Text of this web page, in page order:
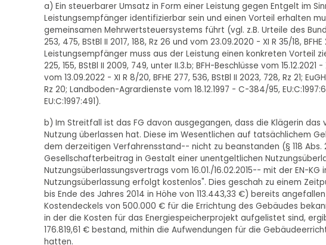
a) Ein steuerbarer Umsatz in Form einer Leistung gegen Entgelt im
Leistungsempfänger identifizierbar sein und einen Vorteil erhalten
gemeinsamen Mehrwertsteuersystems führt (vgl. z.B. Urteile des
253, 475, BStBl II 2017, 188, Rz 26 und vom 23.09.2020 - XI R 35/18,
Leistungsempfänger muss aus der Leistung einen konkreten Vorteil
225, 155, BStBl II 2009, 749, unter II.3.b; BFH-Beschlüsse vom 15.12.2021
vom 13.09.2022 - XI R 8/20, BFHE 277, 536, BStBl II 2023, 728, Rz 21;
Rz 20; Landboden-Agrardienste vom 18.12.1997 - C-384/95,
EU:C:1997:491).
b) Im Streitfall ist das FG davon ausgegangen, dass die Klägerin
Nutzung überlassen hat. Diese im Wesentlichen auf tatsächlichem
dem derzeitigen Verfahrensstand-- nicht zu beanstanden (§ 118 Abs.
Gesellschafterbeitrag in Gestalt einer unentgeltlichen
Nutzungsüberlassungsvertrags vom 16.01./16.02.2015-- mit der EN-KG
Nutzungsüberlassung erfolgt kostenlos". Dies geschah zu einem
bis Ende des Jahres 2014 in Höhe von 113.443,33 €) bereits
Kostendeckels von 500.000 € für die Errichtung des Gebäudes
in der die Kosten für das Energiespeicherprojekt aufgelistet sind,
176.819,61 € bestand, mithin die Aufwendungen für die
hatten.